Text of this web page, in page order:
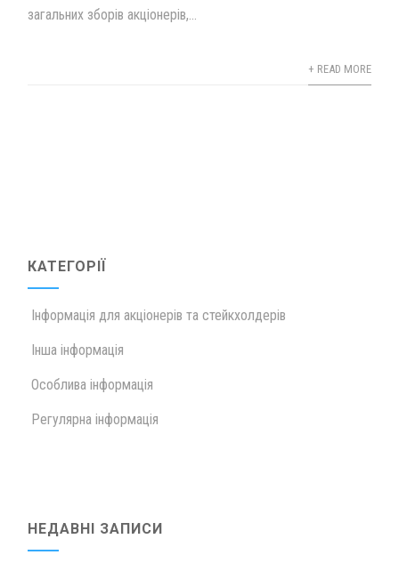
загальних зборів акціонерів,...
+ READ MORE
КАТЕГОРІЇ
Інформація для акціонерів та стейкхолдерів
Інша інформація
Особлива інформація
Регулярна інформація
НЕДАВНІ ЗАПИСИ